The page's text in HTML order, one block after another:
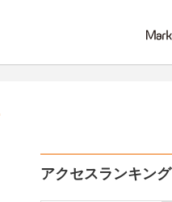
アクセスランキング